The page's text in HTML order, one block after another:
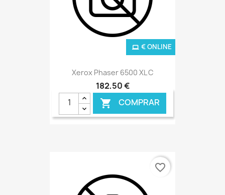
Xerox Phaser 6500 XL C
182,50 €
 COMPRAR
€ ONLINE
favorite_border